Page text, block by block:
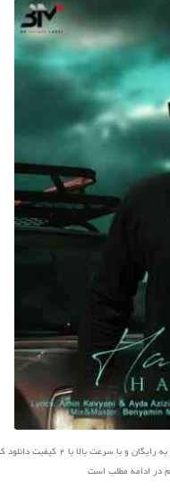
بالا با 2 کیفیت دانلود کنید
در ادامه مطلب است